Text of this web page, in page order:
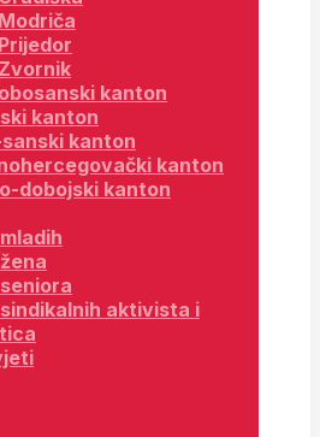
kanton
kanton
kanton
kanton
dobojski kanton
aktivista i